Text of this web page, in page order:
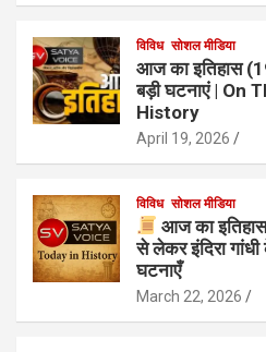
विविध सोशल मीडिया
आज का इतिहास
बड़ी घटनाएं | On
History
April 19, 2026
विविध सोशल मीडिया
आज का
से लेकर इंदिरा
घटनाएँ
March 22, 2026